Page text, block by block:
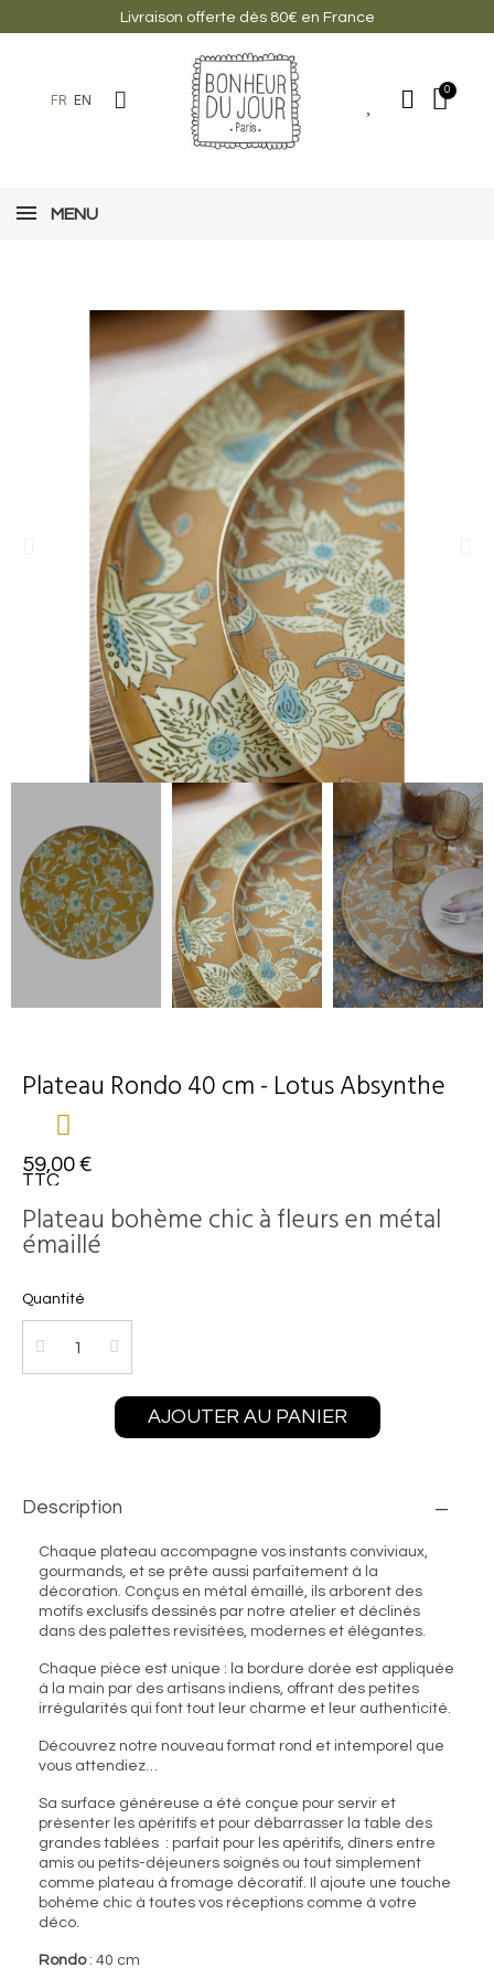
Livraison offerte dès 80€ en France
FR EN
MENU
Plateau Rondo 40 cm - Lotus Absynthe
59,00 €
TTC
Plateau bohème chic à fleurs en métal
émaillé
Quantité
AJOUTER AU PANIER
Description
Chaque plateau accompagne vos instants conviviaux,
gourmands, et se prête aussi parfaitement à la
décoration. Conçus en métal émaillé, ils arborent des
motifs exclusifs dessinés par notre atelier et déclinés
dans des palettes revisitées, modernes et élégantes.
Chaque pièce est unique : la bordure dorée est appliquée
à la main par des artisans indiens, offrant des petites
irrégularités qui font tout leur charme et leur authenticité.
Découvrez notre nouveau format rond et intemporel que
vous attendiez…
Sa surface généreuse a été conçue pour servir et
présenter les apéritifs et pour débarrasser la table des
grandes tablées : parfait pour les apéritifs, dîners entre
amis ou petits-déjeuners soignés ou tout simplement
comme plateau à fromage décoratif. Il ajoute une touche
bohème chic à toutes vos réceptions comme à votre
déco.
Rondo: 40 cm